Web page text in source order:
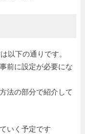
以下の通りです。
前に設定が必要にな
法の部分で紹介して
いく予定です